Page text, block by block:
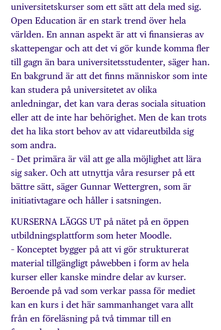
universitetskurser som ett sätt att dela med sig.
Open Education är en stark trend över hela
världen. En annan aspekt är att vi finansieras av
skattepengar och att det vi gör kunde komma fler
till gagn än bara universitetsstudenter, säger han.
En bakgrund är att det finns människor som inte
kan studera på universitetet av olika
anledningar, det kan vara deras sociala situation
eller att de inte har behörighet. Men de kan trots
det ha lika stort behov av att vidareutbilda sig
som andra.
– Det primära är väl att ge alla möjlighet att lära
sig saker. Och att utnyttja våra resurser på ett
bättre sätt, säger Gunnar Wettergren, som är
initiativtagare och håller i satsningen.
KURSERNA LÄGGS UT på nätet på en öppen
utbildningsplattform som heter Moodle.
– Konceptet bygger på att vi gör strukturerat
material tillgängligt påwebben i form av hela
kurser eller kanske mindre delar av kurser.
Beroende på vad som verkar passa för mediet
kan en kurs i det här sammanhanget vara allt
från en föreläsning på två timmar till en